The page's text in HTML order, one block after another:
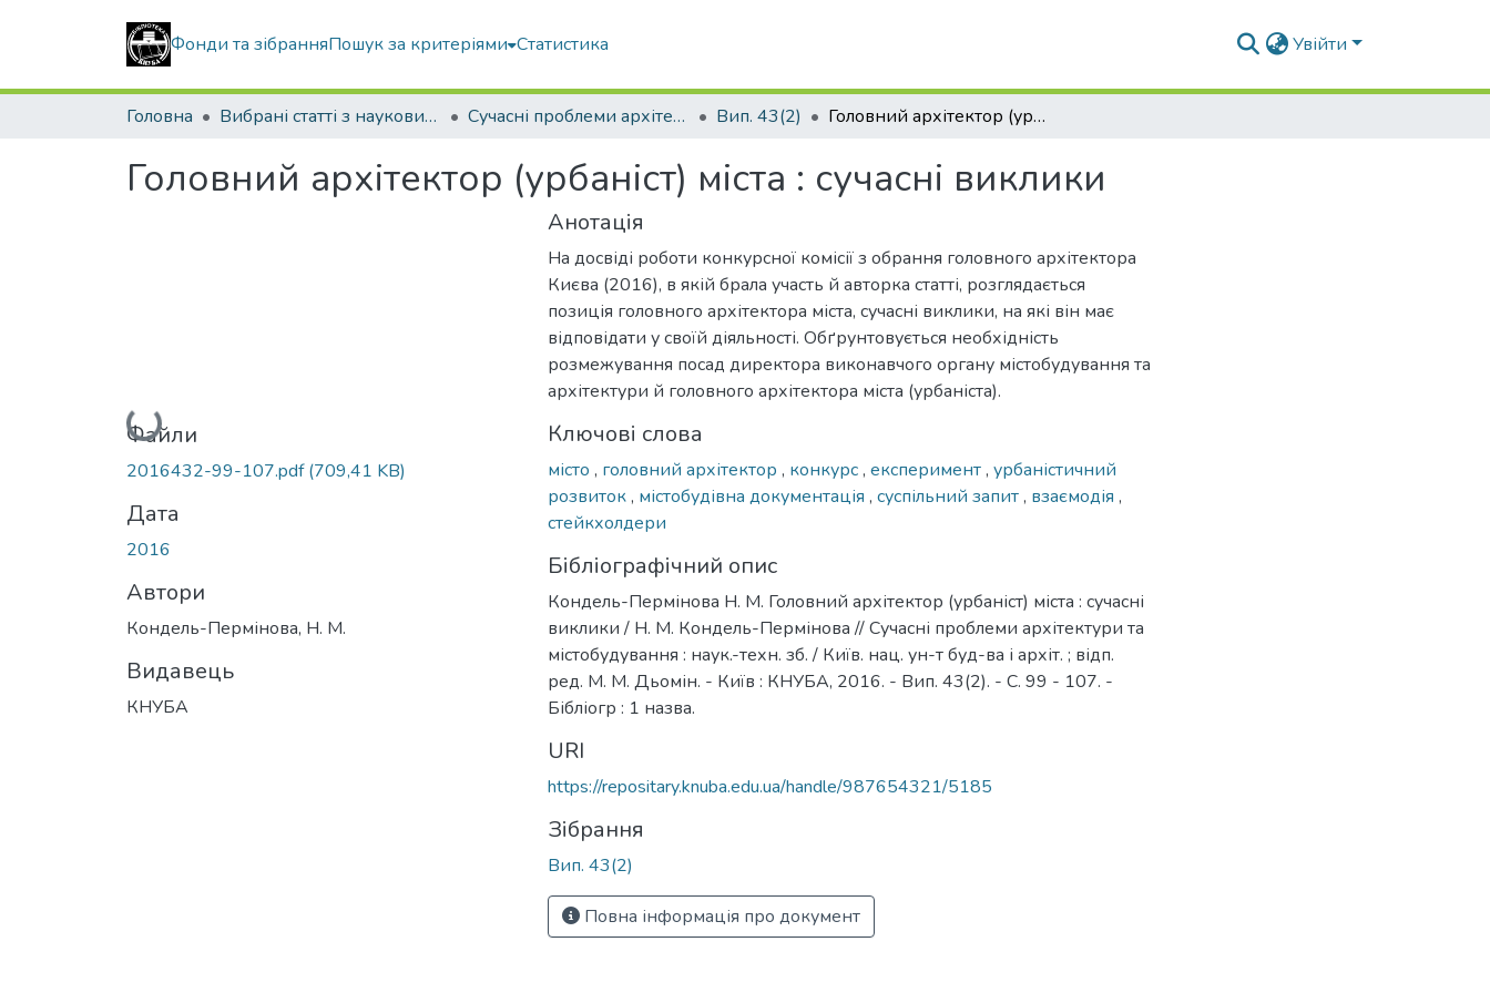
Фонди та зібранняПошук за критеріями Статистика Увійти
Головна Вибрані статті з наукових збірників КНУБА Сучасні проблеми архітектури та містобудування Вип. 43(2) Головний архітектор (урбаніст) міста : сучасні виклики
Головний архітектор (урбаніст) міста : сучасні виклики
Вантажиться...
Файли
2016432-99-107.pdf(709,41 KB)
Дата
2016
Автори
Кондель-Пермінова, Н. М.
Видавець
КНУБА
Анотація
На досвіді роботи конкурсної комісії з обрання головного архітектора
Києва (2016), в якій брала участь й авторка статті, розглядається
позиція головного архітектора міста, сучасні виклики, на які він має
відповідати у своїй діяльності. Обґрунтовується необхідність
розмежування посад директора виконавчого органу містобудування та
архітектури й головного архітектора міста (урбаніста).
Ключові слова
місто , головний архітектор , конкурс, експеримент, урбаністичний
розвиток, містобудівна документація , суспільний запит, взаємодія ,
стейкхолдери
Бібліографічний опис
Кондель-Пермінова Н. М. Головний архітектор (урбаніст) міста : сучасні
виклики / Н. М. Кондель-Пермінова // Сучасні проблеми архітектури та
містобудування : наук.-техн. зб. / Київ. нац. ун-т буд-ва і архіт. ; відп.
ред. М. М. Дьомін. - Київ : КНУБА, 2016. - Вип. 43(2). - С. 99 - 107. -
Бібліогр : 1 назва.
URI
https://repositary.knuba.edu.ua/handle/987654321/5185
Зібрання
Вип. 43(2)
Повна інформація про документ